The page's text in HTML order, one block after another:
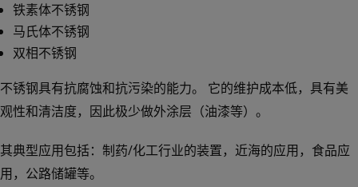
铁素体不锈钢
马氏体不锈钢
双相不锈钢
不锈钢具有抗腐蚀和抗污染的能力。 它的维护成本低，具有美
观性和清洁度，因此极少做外涂层（油漆等）。
其典型应用包括：制药/化工行业的装置，近海的应用，食品应
用，公路储罐等。